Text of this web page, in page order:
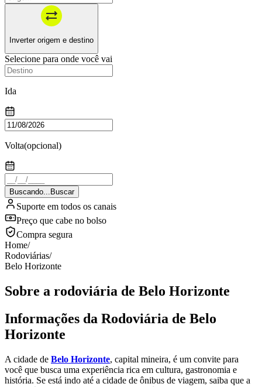
Inverter origem e destino
Selecione para onde você vai
Ida
Volta(opcional)
Buscando... Buscar
Suporte em todos os canais
Preço que cabe no bolso
Compra segura
Home/
Rodoviárias/
Belo Horizonte
Sobre a rodoviária de Belo Horizonte
Informações da Rodoviária de Belo
Horizonte
A cidade de Belo Horizonte, capital mineira, é um convite para
você que busca uma experiência rica em cultura, gastronomia e
história. Se está indo até a cidade de ônibus de viagem, saiba que a